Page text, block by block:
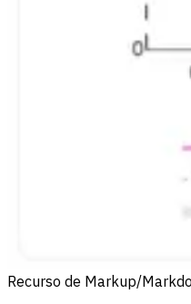
Recurso de Markup/